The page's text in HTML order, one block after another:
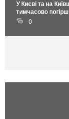
У Києві та на
тимчасово
0